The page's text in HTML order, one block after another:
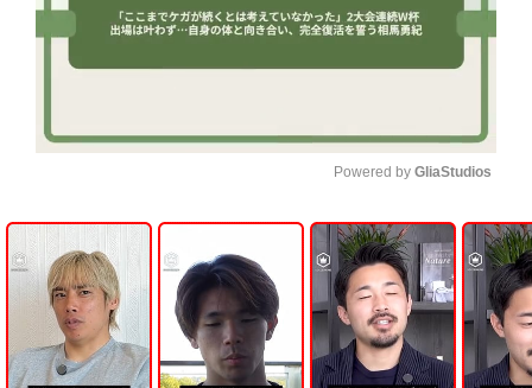
U
n
m
u
t
e
Powered by GliaStudios